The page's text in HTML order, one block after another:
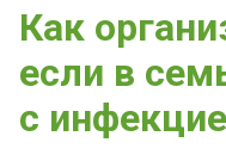
Как
если в
с